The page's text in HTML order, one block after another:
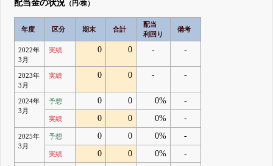
配当金の状況 （円/株）
年度 区分 期末 合計
配当
利回り
備考
2022年
3月
実績 0 0 - -
2023年
3月
実績 0 0 - -
2024年
3月
予想 0 0 0% -
実績 0 0 0% -
2025年
3月
予想 0 0 0% -
実績 0 0 0% -